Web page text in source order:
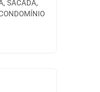
SACADA,